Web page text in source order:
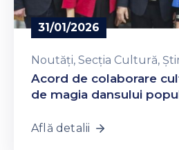
31/01/2026
Noutăți‚ Secția Cultură‚
Acord de colaborare
de magia dansului
Află detalii